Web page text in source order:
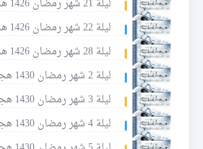
ليلة 21 شهر رمضان 1426 هجرية (ليلة القدر)
ليلة 22 شهر رمضان 1426 هجرية
ليلة 28 شهر رمضان 1426 هجرية
ليلة 2 شهر رمضان 1430 هجرية
ليلة 3 شهر رمضان 1430 هجرية
ليلة 4 شهر رمضان 1430 هجرية